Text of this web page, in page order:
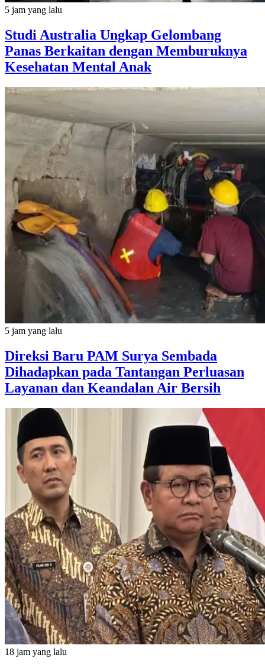
5 jam yang lalu
Studi Australia Ungkap Gelombang
Panas Berkaitan dengan Memburuknya
Kesehatan Mental Anak
5 jam yang lalu
Direksi Baru PAM Surya Sembada
Dihadapkan pada Tantangan Perluasan
Layanan dan Keandalan Air Bersih
18 jam yang lalu